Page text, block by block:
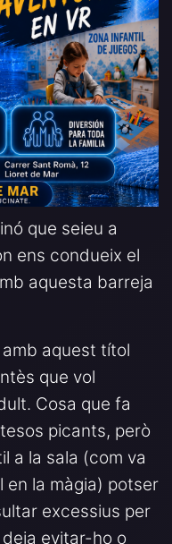
que seieu a
ens condueix el
aquesta barreja
aquest títol
que vol
Cosa que fa
picants, però
a la sala (com va
en la màgia) potser
excessius per
evitar-ho o